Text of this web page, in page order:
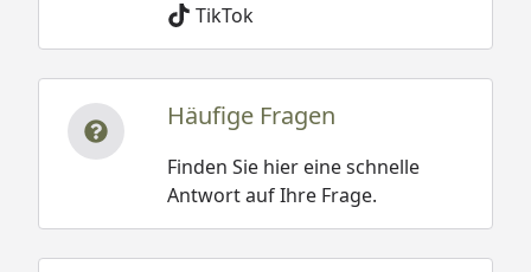
TikTok
Häufige Fragen
Finden Sie hier eine schnelle
Antwort auf Ihre Frage.